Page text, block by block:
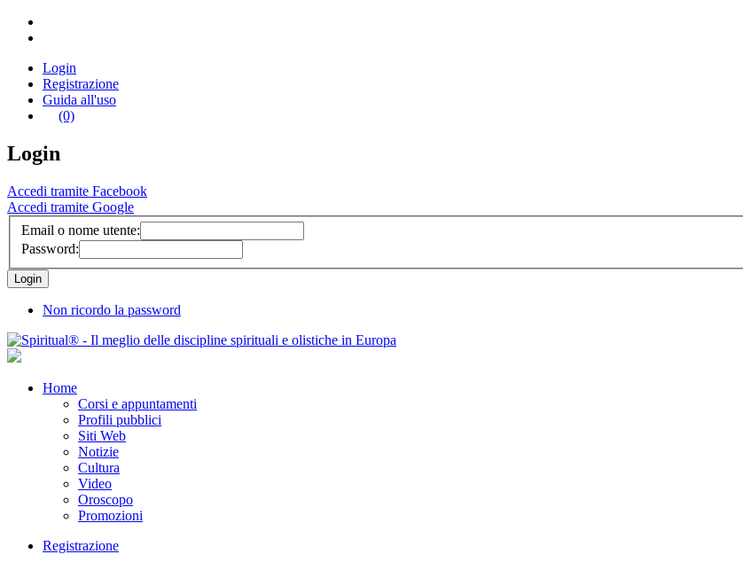
Login
Registrazione
Guida all'uso
(0)
Login
Accedi tramite Facebook
Accedi tramite Google
Email o nome utente:
Password:
Non ricordo la password
Home
Corsi e appuntamenti
Profili pubblici
Siti Web
Notizie
Cultura
Video
Oroscopo
Promozioni
Registrazione